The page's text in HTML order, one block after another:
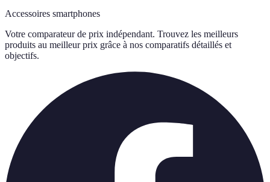
Accessoires smartphones
Votre comparateur de prix indépendant. Trouvez les meilleurs
produits au meilleur prix grâce à nos comparatifs détaillés et
objectifs.